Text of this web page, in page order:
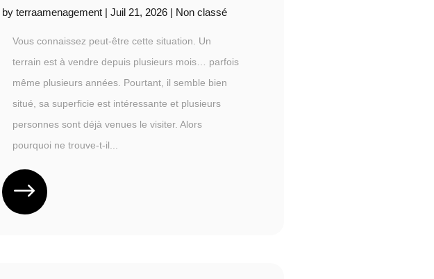
by terraamenagement| Juil 21, 2026| Non classé
Vous connaissez peut-être cette situation. Un
terrain est à vendre depuis plusieurs mois… parfois
même plusieurs années. Pourtant, il semble bien
situé, sa superficie est intéressante et plusieurs
personnes sont déjà venues le visiter. Alors
pourquoi ne trouve-t-il...